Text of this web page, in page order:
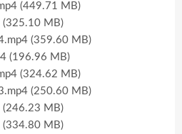
(449.71 MB)
MB)
(359.60 MB)
(196.96 MB)
(324.62 MB)
(250.60 MB)
MB)
MB)